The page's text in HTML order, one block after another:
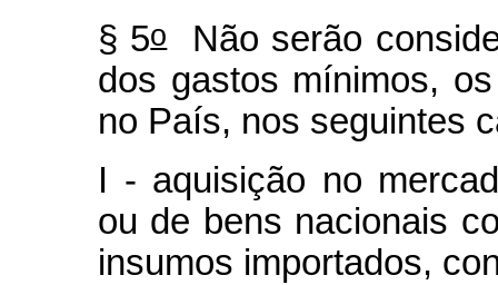
§ 5oNão serão
dos gastos mínimos,
no País, nos seguintes
I - aquisição no
ou de bens nacionais
insumos importados,